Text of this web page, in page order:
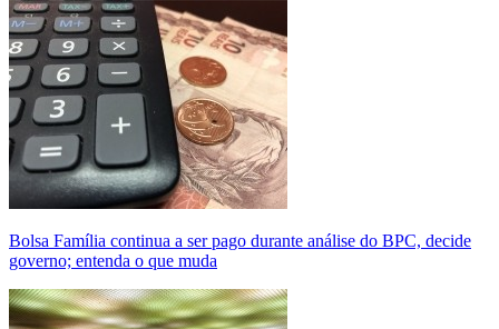
Bolsa Família continua a ser pago durante análise do BPC, decide
governo; entenda o que muda